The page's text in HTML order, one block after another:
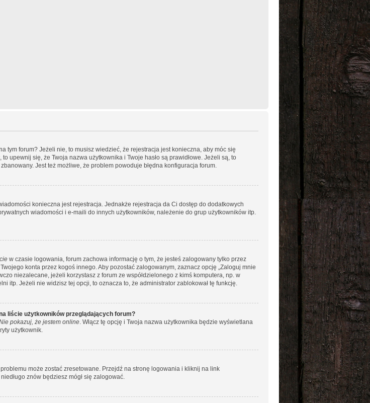
tym forum? Jeżeli nie, to musisz wiedzieć, że rejestracja jest konieczna, aby móc się
upewnij się, że Twoja nazwa użytkownika i Twoje hasło są prawidłowe. Jeżeli są, to
Jest też możliwe, że problem powoduje błędna konfiguracja forum.
konieczna jest rejestracja. Jednakże rejestracja da Ci dostęp do dodatkowych
wiadomości i e-maili do innych użytkowników, należenie do grup użytkowników itp.
w czasie logowania, forum zachowa informację o tym, że jesteś zalogowany tylko przez
konta przez kogoś innego. Aby pozostać zalogowanym, zaznacz opcję „Zaloguj mnie
niezalecane, jeżeli korzystasz z forum ze współdzielonego z kimś komputera, np. w
itp. Jeżeli nie widzisz tej opcji, to oznacza to, że administrator zablokował tę funkcję.
liście użytkowników przeglądających forum?
pokazuj, że jestem online . Włącz tę opcję i Twoja nazwa użytkownika będzie wyświetlana
użytkownik.
może zostać zresetowane. Przejdź na stronę logowania i kliknij na link
znów będziesz mógł się zalogować.